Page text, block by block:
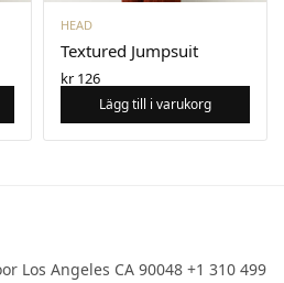
HEAD
Textured Jumpsuit
kr126
Lägg till i varukorg
Los Angeles CA 90048 +1 310 499